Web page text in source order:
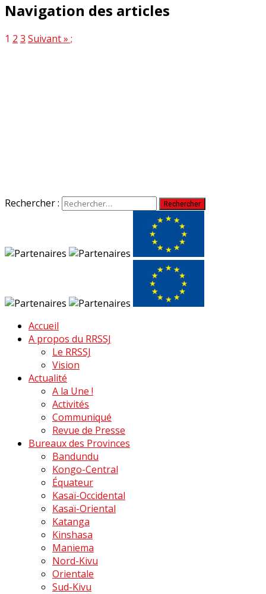
Navigation des articles
1 2 3 Suivant » ;
Rechercher :
Accueil
A propos du RRSSJ
Le RRSSJ
Vision
Actualité
A la Une !
Activités
Communiqué
Revue de Presse
Bureaux des Provinces
Bandundu
Kongo-Central
Équateur
Kasaï-Occidental
Kasaï-Oriental
Katanga
Kinshasa
Maniema
Nord-Kivu
Orientale
Sud-Kivu